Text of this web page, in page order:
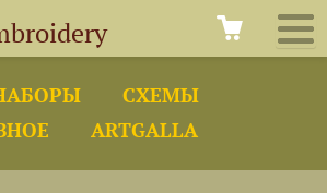
СХЕМЫ
ARTGALLA